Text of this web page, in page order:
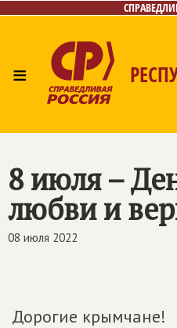
≡
8 июля –
любви и
08 июля 2022
Дорогие крымчане!